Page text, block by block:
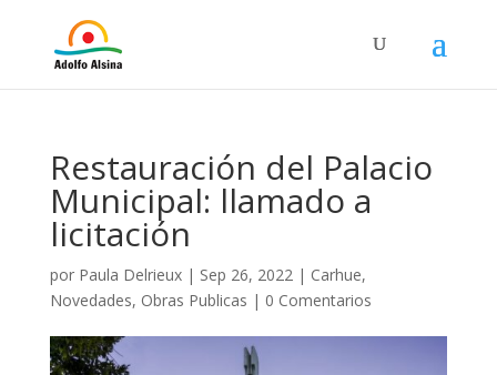
Restauración del Palacio
Municipal: llamado a
licitación
por Paula Delrieux| Sep 26, 2022| Carhue,
Novedades, Obras Publicas | 0 Comentarios